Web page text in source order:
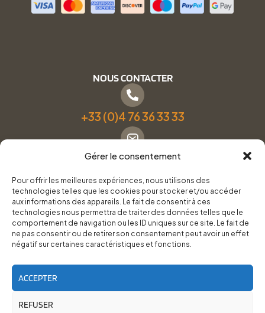
Gérer le consentement
Pour offrir les meilleures expériences, nous utilisons des
technologies telles que les cookies pour stocker et/ou accéder
aux informations des appareils. Le fait de consentir à ces
technologies nous permettra de traiter des données telles que le
comportement de navigation ou les ID uniques sur ce site. Le fait de
ne pas consentir ou de retirer son consentement peut avoir un effet
négatif sur certaines caractéristiques et fonctions.
ACCEPTER
REFUSER
NOUS CONTACTER
+33 (0)4 76 36 33 33
Formulaire de contact
Pneus Services Loisirs - Garage Point S - 28 Bd Denfert
Rochereau, 38500 Voiron
RoadTrip Équipement/Pneus Services Loisirs - 2026